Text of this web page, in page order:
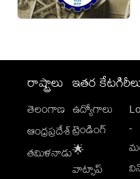
రాష్ట్రాలు
తెలంగాణ
ఆంధ్రప్రదేశ్
తమిళనాడు
ఇతర
ఉద్యోగాలు
ట్రెండింగ్
🌟
వాట్సాప్
-